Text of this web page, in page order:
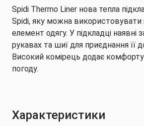
Spidi Thermo Liner нова тепла
Spidi, яку можна
елемент одягу. У підкладці наявні
рукавах та шиї для приєднання її
Високий комірець додає
погоду.
Характеристики